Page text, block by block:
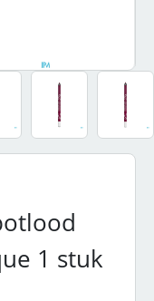
1 stuk